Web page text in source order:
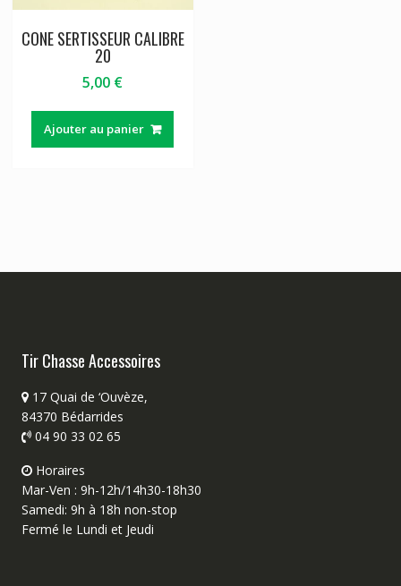
CONE SERTISSEUR CALIBRE
20
5,00 €
Ajouter au panier
Tir Chasse Accessoires
17 Quai de ‘Ouvèze,
84370 Bédarrides
04 90 33 02 65
Horaires
Mar-Ven : 9h-12h/14h30-18h30
Samedi: 9h à 18h non-stop
Fermé le Lundi et Jeudi